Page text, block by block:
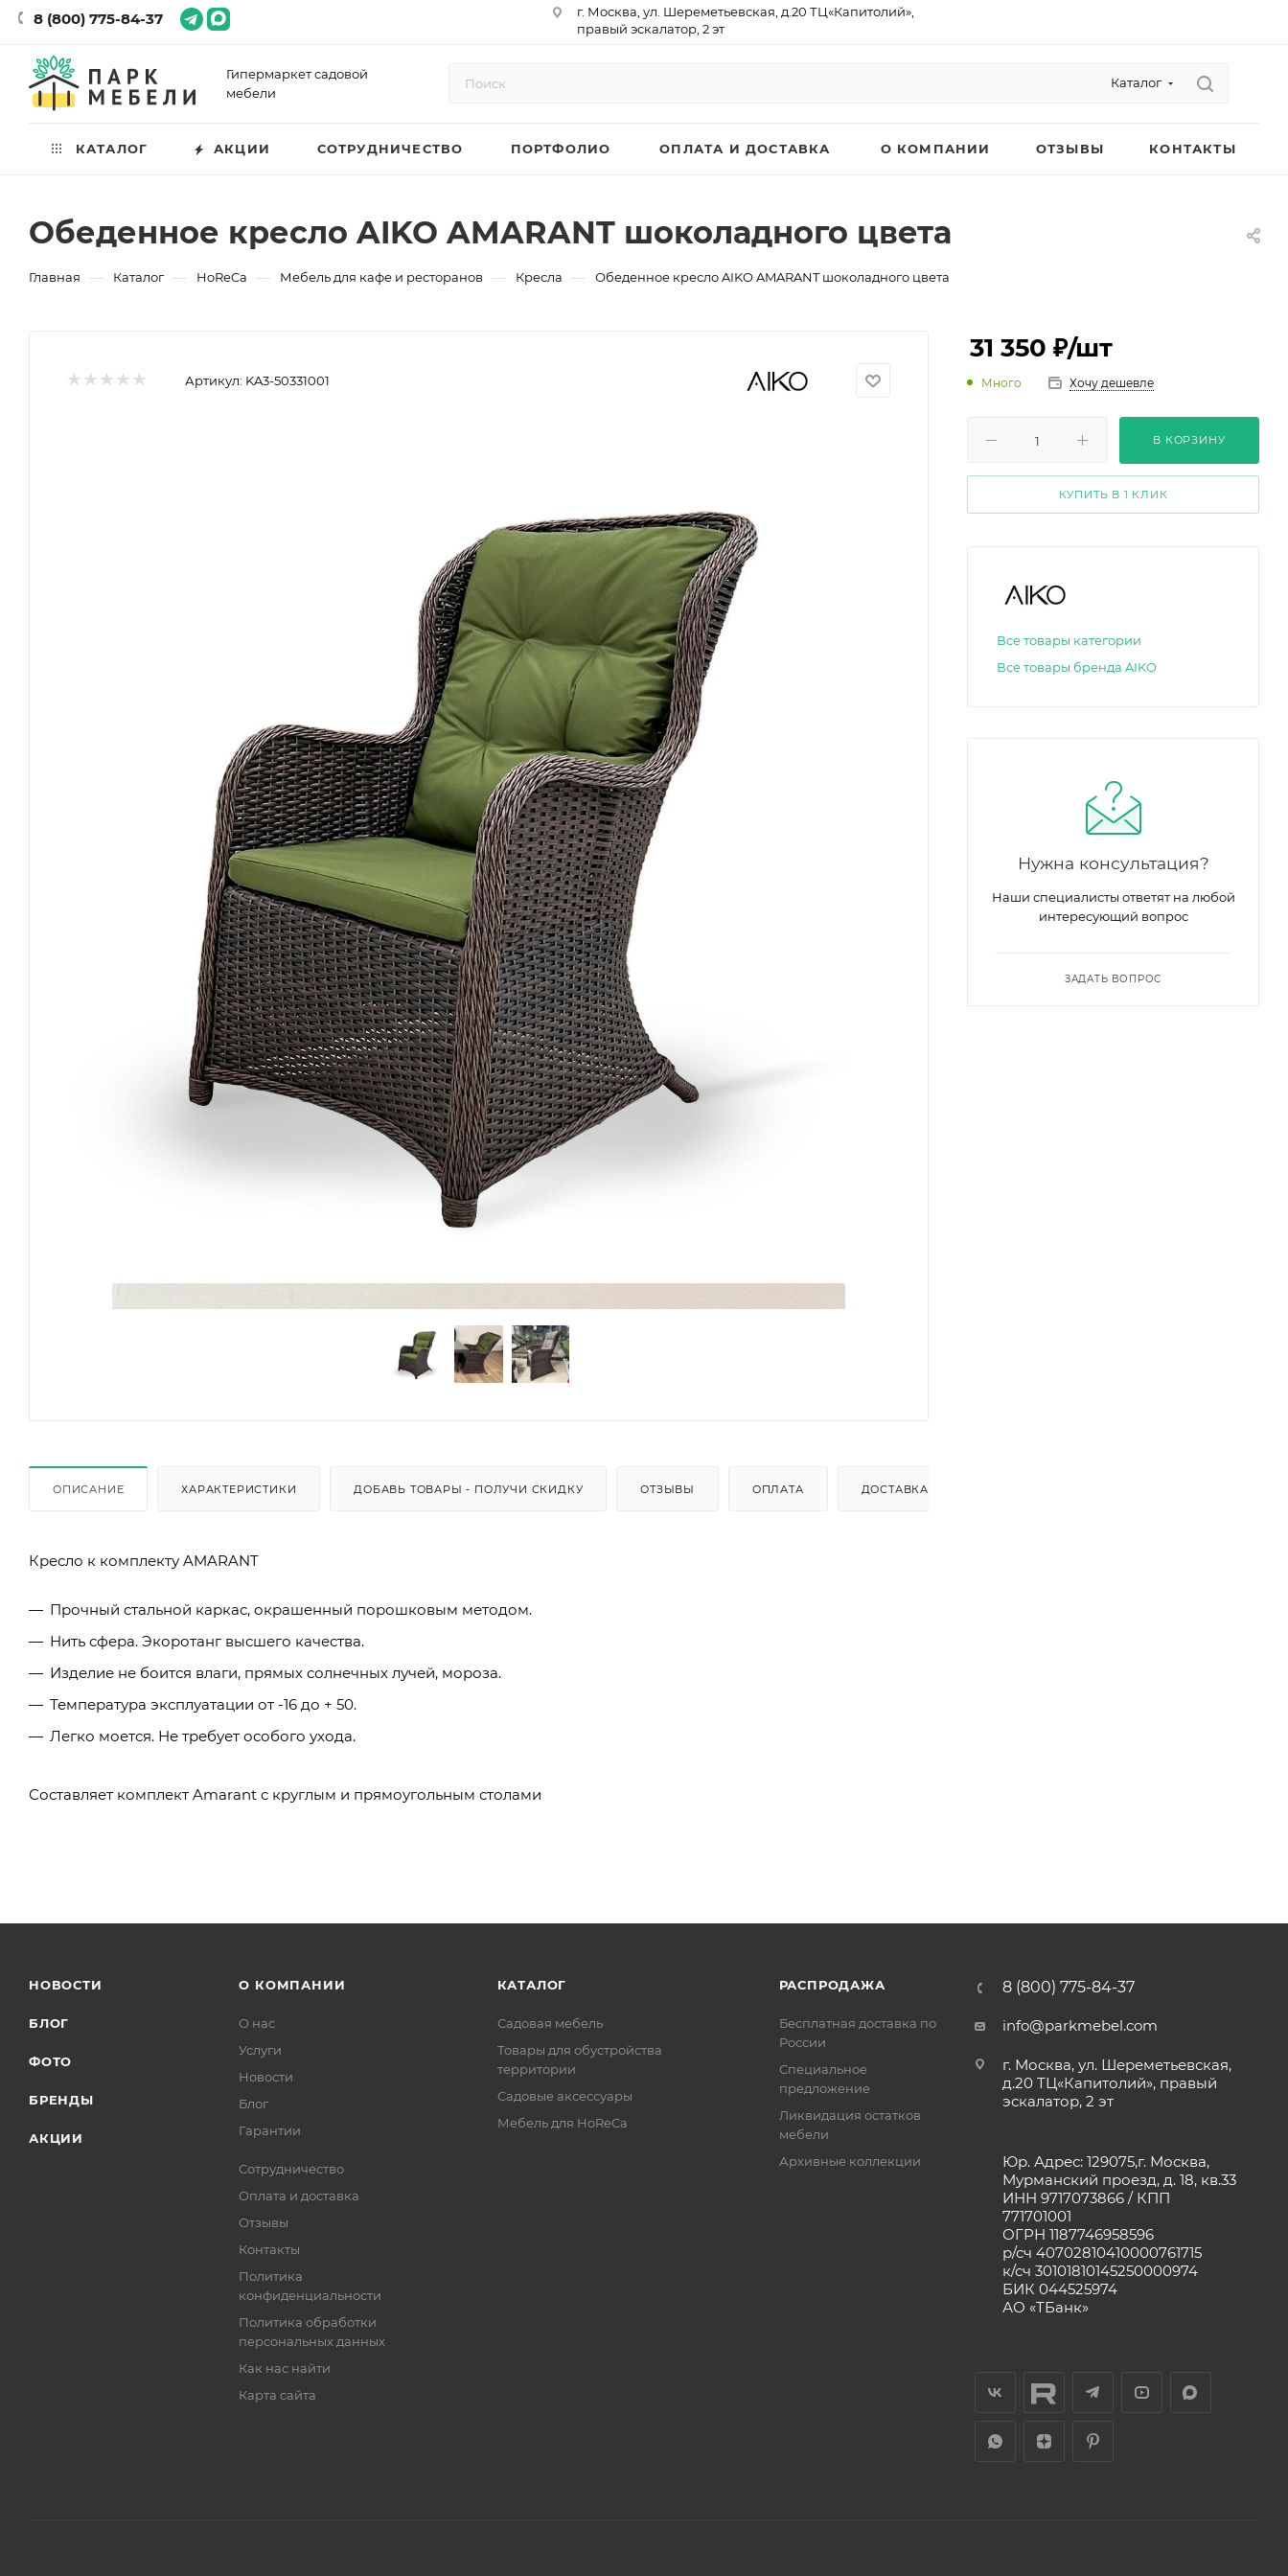
8 (800) 775-84-37
г. Москва, ул. Шереметьевская, д.20 ТЦ«Капитолий»,
правый эскалатор, 2 эт
р/сч 40702810410000761715
Гипермаркет садовой
мебели
Каталог
КАТАЛОГ АКЦИИ СОТРУДНИЧЕСТВО ПОРТФОЛИО ОПЛАТА И ДОСТАВКА О КОМПАНИИ ОТЗЫВЫ КОНТАКТЫ
Обеденное кресло AIKO AMARANT шоколадного цвета
Главная — Каталог — HoReCa — Мебель для кафе и ресторанов — Кресла — Обеденное кресло AIKO AMARANT шоколадного цвета
Артикул: KA3-50331001
ОПИСАНИЕ ХАРАКТЕРИСТИКИ ДОБАВЬ ТОВАРЫ - ПОЛУЧИ СКИДКУ ОТЗЫВЫ ОПЛАТА ДОСТАВКА
Кресло к комплекту AMARANT
Прочный стальной каркас, окрашенный порошковым методом.
Нить сфера. Экоротанг высшего качества.
Изделие не боится влаги, прямых солнечных лучей, мороза.
Температура эксплуатации от -16 до + 50.
Легко моется. Не требует особого ухода.
Составляет комплект Amarant с круглым и прямоугольным столами
31 350 ₽/шт
Много Хочу дешевле
В КОРЗИНУ
КУПИТЬ В 1 КЛИК
Все товары категории
Все товары бренда AIKO
Нужна консультация?
Наши специалисты ответят на любой
интересующий вопрос
ЗАДАТЬ ВОПРОС
НОВОСТИ
БЛОГ
ФОТО
БРЕНДЫ
АКЦИИ
О КОМПАНИИ
О нас
Услуги
Новости
Блог
Гарантии
Сотрудничество
Оплата и доставка
Отзывы
Контакты
Политика
конфиденциальности
Политика обработки
персональных данных
Как нас найти
Карта сайта
КАТАЛОГ
Садовая мебель
Товары для обустройства
территории
Садовые аксессуары
Мебель для HoReCa
РАСПРОДАЖА
Бесплатная доставка по
России
Специальное
предложение
Ликвидация остатков
мебели
Архивные коллекции
8 (800) 775-84-37
info@parkmebel.com
г. Москва, ул. Шереметьевская,
д.20 ТЦ«Капитолий», правый
эскалатор, 2 эт
Юр. Адрес: 129075,г. Москва,
Мурманский проезд, д. 18, кв.33
ИНН 9717073866 / КПП
771701001
ОГРН 1187746958596
р/сч 40702810410000761715
к/сч 30101810145250000974
БИК 044525974
АО «ТБанк»